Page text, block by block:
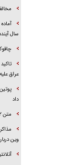
سال
چاقوکشی
عراق
داد
متن ۱۲ ماده‌ای توافق نهایی بین ترکیه و پ ک ک
وین